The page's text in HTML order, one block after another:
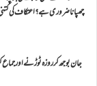
چھپانا ضروری ہے؟اعتکاف کی
جان بوجھ کر روزہ ٹوڑنے اور